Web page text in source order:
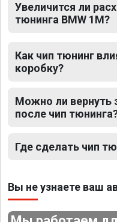
Увеличится ли
тюнинга BMW 1M?
Как чип тюнинг
коробку?
Можно ли вернуть
после чип
Где сделать чип
Вы не узнаете ваш